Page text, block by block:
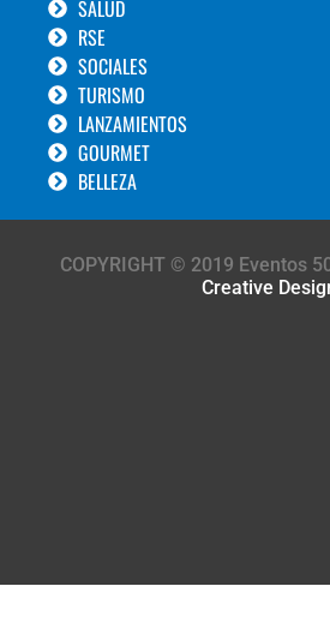
SALUD
RSE
SOCIALES
TURISMO
LANZAMIENTOS
GOURMET
BELLEZA
COPYRIGHT © 2019 Eventos
Creative